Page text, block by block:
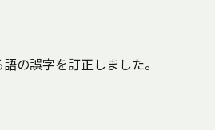
の誤字を訂正しました。